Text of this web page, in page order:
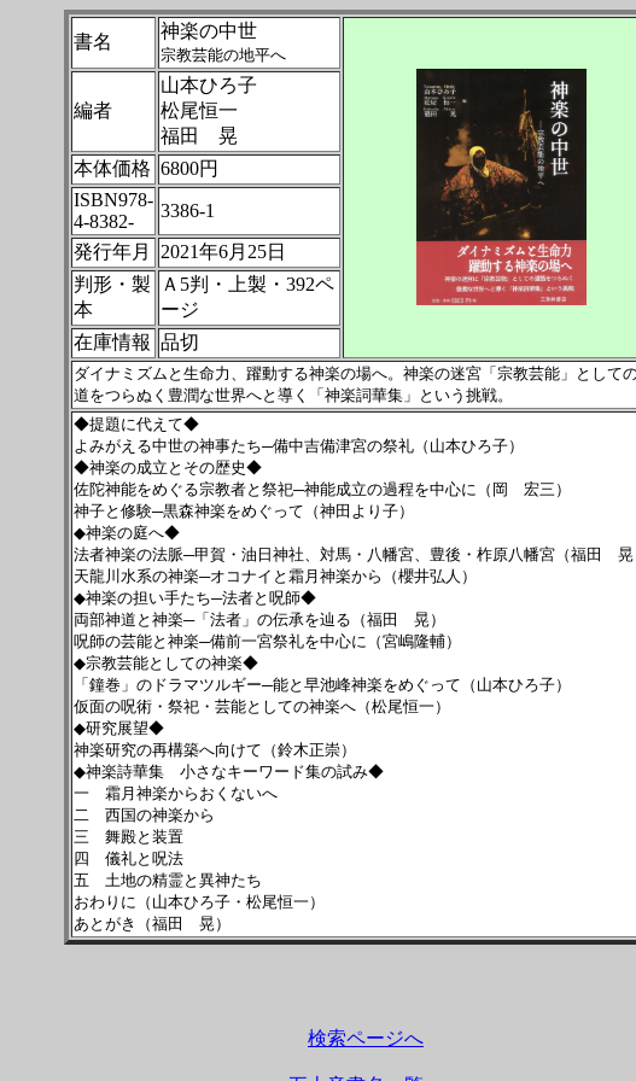
書名
神楽の中世
宗教芸能の地平へ
編者
山本ひろ子
松尾恒一
福田 晃
本体価格 6800円
ISBN978-
4-8382-
3386-1
発行年月
2021年6月25日
判形・製
本
Ａ5判・上製・392ペ
ージ
在庫情報 品切
ダイナミズムと生命力、躍動する神楽の場へ。神楽の迷宮「宗教芸能」として
道をつらぬく豊潤な世界へと導く「神楽詞華集」という挑戦。
◆提題に代えて◆
よみがえる中世の神事たち─備中吉備津宮の祭礼（山本ひろ子）
◆神楽の成立とその歴史◆
佐陀神能をめぐる宗教者と祭祀─神能成立の過程を中心に（岡 宏三）
神子と修験─黒森神楽をめぐって（神田より子）
◆神楽の庭へ◆
法者神楽の法脈─甲賀・油日神社、対馬・八幡宮、豊後・柞原八幡宮（福田
天龍川水系の神楽─オコナイと霜月神楽から（櫻井弘人）
◆神楽の担い手たち─法者と呪師◆
両部神道と神楽─「法者」の伝承を辿る（福田 晃）
呪師の芸能と神楽─備前一宮祭礼を中心に（宮嶋隆輔）
◆宗教芸能としての神楽◆
「鐘巻」のドラマツルギー─能と早池峰神楽をめぐって（山本ひろ子）
仮面の呪術・祭祀・芸能としての神楽へ（松尾恒一）
◆研究展望◆
神楽研究の再構築へ向けて（鈴木正崇）
◆神楽詩華集 小さなキーワード集の試み◆
一 霜月神楽からおくないへ
二 西国の神楽から
三 舞殿と装置
四 儀礼と呪法
五 土地の精霊と異神たち
おわりに（山本ひろ子・松尾恒一）
あとがき（福田 晃）
検索ページへ